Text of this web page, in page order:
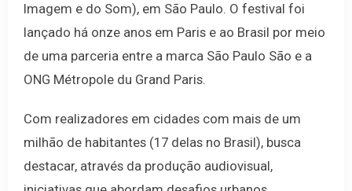
Imagem e do Som), em São Paulo. O festival foi
lançado há onze anos em Paris e ao Brasil por meio
de uma parceria entre a marca São Paulo São e a
ONG Métropole du Grand Paris.
Com realizadores em cidades com mais de um
milhão de habitantes (17 delas no Brasil), busca
destacar, através da produção audiovisual,